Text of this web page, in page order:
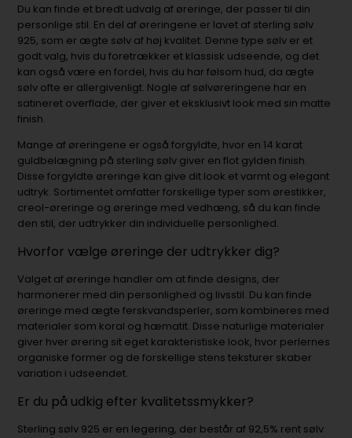
Du kan finde et bredt udvalg af øreringe, der passer til din
personlige stil. En del af øreringene er lavet af sterling sølv
925, som er ægte sølv af høj kvalitet. Denne type sølv er et
godt valg, hvis du foretrækker et klassisk udseende, og det
kan også være en fordel, hvis du har følsom hud, da ægte
sølv ofte er allergivenligt. Nogle af sølvøreringene har en
satineret overflade, der giver et eksklusivt look med sin matte
finish.
Mange af øreringene er også forgyldte, hvor en 14 karat
guldbelægning på sterling sølv giver en flot gylden finish.
Disse forgyldte øreringe kan give dit look et varmt og elegant
udtryk. Sortimentet omfatter forskellige typer som ørestikker,
creol-øreringe og øreringe med vedhæng, så du kan finde
den stil, der udtrykker din individuelle personlighed.
Hvorfor vælge øreringe der udtrykker dig?
Valget af øreringe handler om at finde designs, der
harmonerer med din personlighed og livsstil. Du kan finde
øreringe med ægte ferskvandsperler, som kombineres med
materialer som koral og hæmatit. Disse naturlige materialer
giver hver ørering sit eget karakteristiske look, hvor perlernes
organiske former og de forskellige stens teksturer skaber
variation i udseendet.
Er du på udkig efter kvalitetssmykker?
Sterling sølv 925 er en legering, der består af 92,5% rent sølv